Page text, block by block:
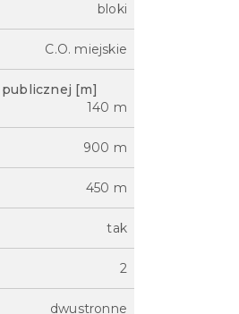
bloki
C.O. miejskie
publicznej [m]
140 m
900 m
450 m
tak
2
dwustronne